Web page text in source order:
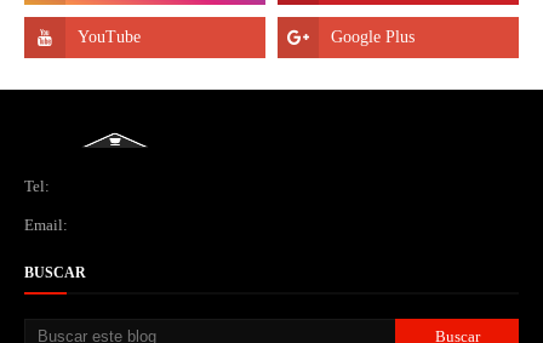
Tel:
Email:
BUSCAR